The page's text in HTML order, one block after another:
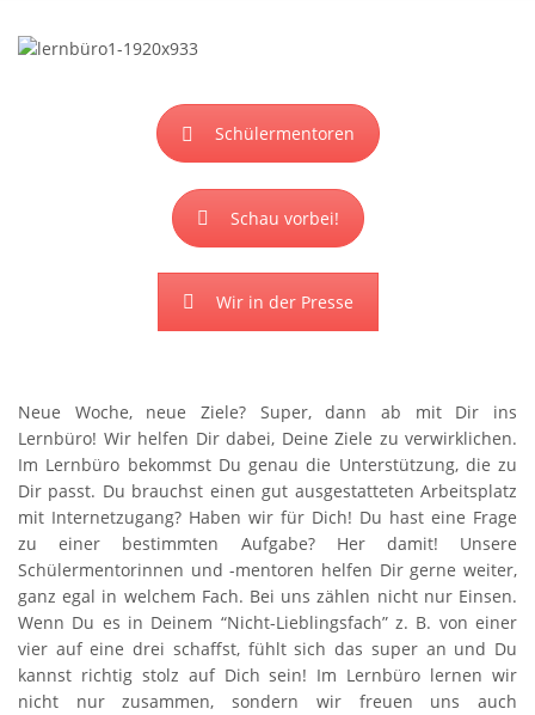
Schülermentoren
Schau vorbei!
Wir in der Presse
Neue Woche, neue Ziele? Super, dann ab mit Dir ins
Lernbüro! Wir helfen Dir dabei, Deine Ziele zu verwirklichen.
Im Lernbüro bekommst Du genau die Unterstützung, die zu
Dir passt. Du brauchst einen gut ausgestatteten Arbeitsplatz
mit Internetzugang? Haben wir für Dich! Du hast eine Frage
zu einer bestimmten Aufgabe? Her damit! Unsere
Schülermentorinnen und -mentoren helfen Dir gerne weiter,
ganz egal in welchem Fach. Bei uns zählen nicht nur Einsen.
Wenn Du es in Deinem “Nicht-Lieblingsfach” z. B. von einer
vier auf eine drei schaffst, fühlt sich das super an und Du
kannst richtig stolz auf Dich sein! Im Lernbüro lernen wir
nicht nur zusammen, sondern wir freuen uns auch